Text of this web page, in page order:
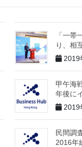
「一帯
り、相
2019
甲午海
年後に
2019
民間調
2016年